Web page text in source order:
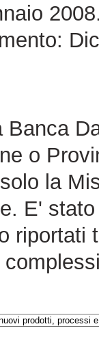
Banca
o
la
E'
riportati